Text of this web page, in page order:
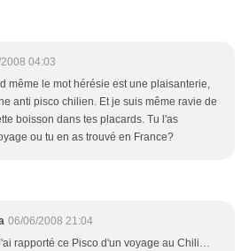
04:03
même le mot hérésie est une plaisanterie,
anti pisco chilien. Et je suis même ravie de
boisson dans tes placards. Tu l'as
ou tu en as trouvé en France?
06/06/2008 21:04
rapporté ce Pisco d'un voyage au Chili…